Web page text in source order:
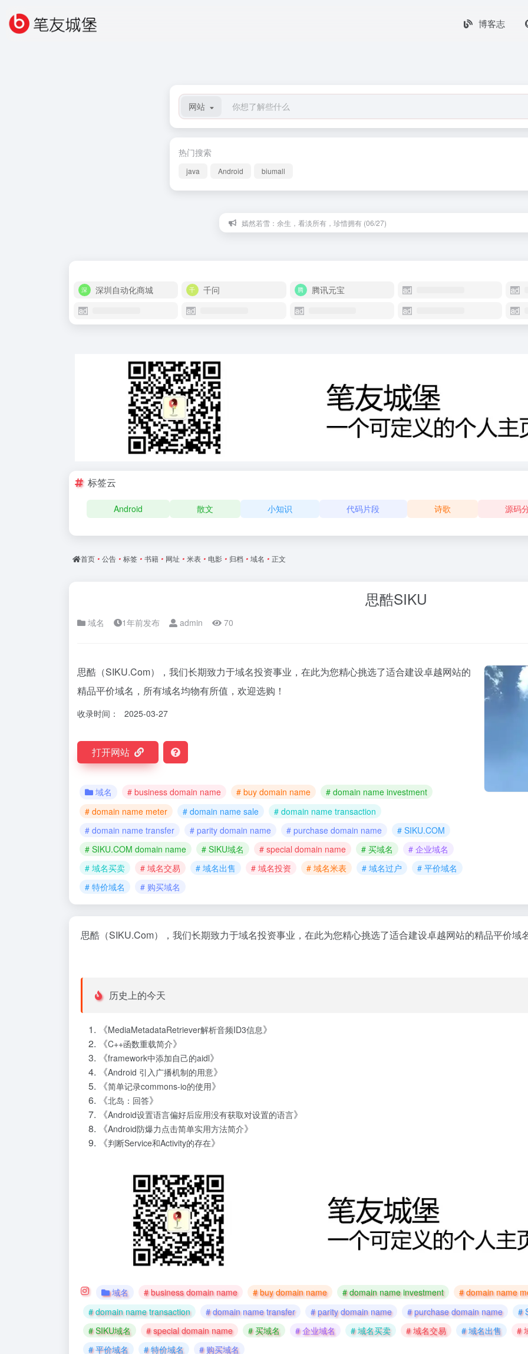
博客志
网站
热门搜索
java Android biumall
嫣然若雪：余生，看淡所有，珍惜拥有 (06/27)
深圳自动化商城 千问 腾讯元宝
标签云
Android 散文 小知识 代码片段 诗歌 源码
首页 • 公告 • 标签 • 书籍 • 网址 • 米表 • 电影 • 归档 • 域名 • 正文
思酷SIKU
域名 1年前发布 admin 70
思酷（SIKU.Com），我们长期致力于域名投资事业，在此为您精心挑选了适合建设卓越网站的
精品平价域名，所有域名均物有所值，欢迎选购！
收录时间： 2025-03-27
打开网站
域名 # business domain name # buy domain name
# domain name investment
# domain name meter
# domain name sale
# domain name transaction
# domain name transfer
# parity domain name # purchase domain name
# SIKU.COM
# SIKU.COM domain name
# SIKU域名 # special domain name # 买域名
# 企业域名
# 域名买卖
# 域名交易 # 域名出售 # 域名投资 # 域名米表 # 域名过户
# 平价域名
# 特价域名
# 购买域名
思酷（SIKU.Com），我们长期致力于域名投资事业，在此为您精心挑选了适合建设卓越网站的精品平价域
历史上的今天
《MediaMetadataRetriever解析音频ID3信息》
《C++函数重载简介》
《framework中添加自己的aidl》
《Android 引入广播机制的用意》
《简单记录commons-io的使用》
《北岛：回答》
《Android设置语言偏好后应用没有获取对设置的语言》
《Android防爆力点击简单实用方法简介》
《判断Service和Activity的存在》
域名 # business domain name # buy domain name # domain name investment
# domain name
# domain name transaction
# domain name transfer # parity domain name # purchase domain name
#
# SIKU域名
# special domain name # 买域名 # 企业域名 # 域名买卖 # 域名交易 # 域名出售
#
# 平价域名
# 特价域名 # 购买域名